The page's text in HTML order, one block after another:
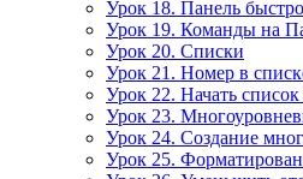
Урок 18. Панель
Урок 19. Команды на
Урок 20. Списки
Урок 21. Номер в
Урок 22. Начать список
Урок 23.
Урок 24. Создание
Урок 25.